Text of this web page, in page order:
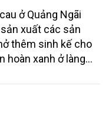
ở Quảng Ngãi
xuất các sản
thêm sinh kế cho
hoàn xanh ở làng
trường trong nước